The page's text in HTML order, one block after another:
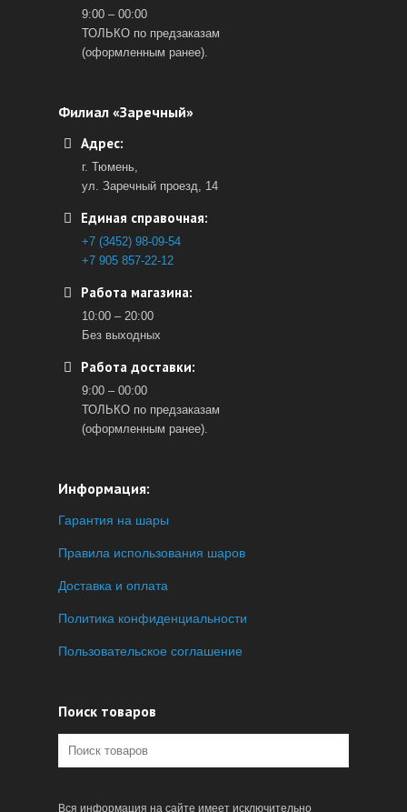
9:00 – 00:00
ТОЛЬКО по предзаказам
(оформленным ранее).
Филиал «Заречный»
Адрес:
г. Тюмень,
ул. Заречный проезд, 14
Единая справочная:
+7 (3452) 98-09-54
+7 905 857-22-12
Работа магазина:
10:00 – 20:00
Без выходных
Работа доставки:
9:00 – 00:00
ТОЛЬКО по предзаказам
(оформленным ранее).
Информация:
Гарантия на шары
Правила использования шаров
Доставка и оплата
Политика конфиденциальности
Пользовательское соглашение
Поиск товаров
Вся информация на сайте имеет исключительно